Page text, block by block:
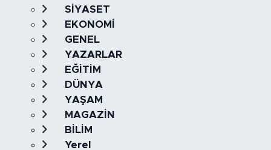
SİYASET
EKONOMİ
GENEL
YAZARLAR
EĞİTİM
DÜNYA
YAŞAM
MAGAZİN
BİLİM
Yerel